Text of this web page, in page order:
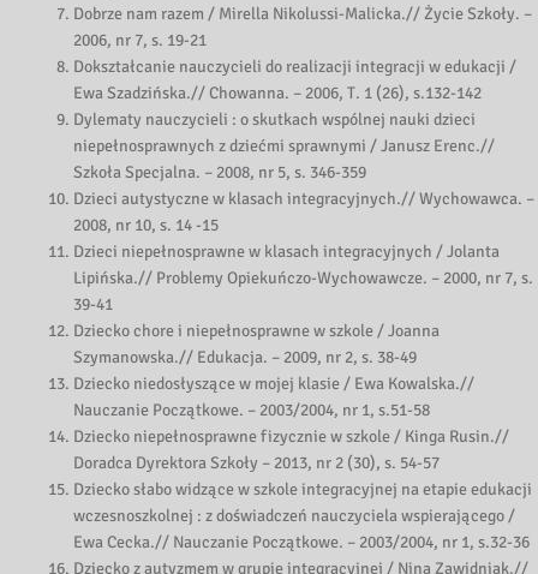
Dobrze nam razem / Mirella Nikolussi-Malicka.// Życie Szkoły. –
2006, nr 7, s. 19-21
Dokształcanie nauczycieli do realizacji integracji w edukacji /
Ewa Szadzińska.// Chowanna. – 2006, T. 1 (26), s.132-142
Dylematy nauczycieli : o skutkach wspólnej nauki dzieci
niepełnosprawnych z dziećmi sprawnymi / Janusz Erenc.//
Szkoła Specjalna. – 2008, nr 5, s. 346-359
Dzieci autystyczne w klasach integracyjnych.// Wychowawca. –
2008, nr 10, s. 14 -15
Dzieci niepełnosprawne w klasach integracyjnych / Jolanta
Lipińska.// Problemy Opiekuńczo-Wychowawcze. – 2000, nr 7, s.
39-41
Dziecko chore i niepełnosprawne w szkole / Joanna
Szymanowska.// Edukacja. – 2009, nr 2, s. 38-49
Dziecko niedosłyszące w mojej klasie / Ewa Kowalska.//
Nauczanie Początkowe. – 2003/2004, nr 1, s.51-58
Dziecko niepełnosprawne fizycznie w szkole / Kinga Rusin.//
Doradca Dyrektora Szkoły – 2013, nr 2 (30), s. 54-57
Dziecko słabo widzące w szkole integracyjnej na etapie edukacji
wczesnoszkolnej : z doświadczeń nauczyciela wspierającego /
Ewa Cecka.// Nauczanie Początkowe. – 2003/2004, nr 1, s.32-36
Dziecko z autyzmem w grupie integracyjnej / Nina Zawidniak.//